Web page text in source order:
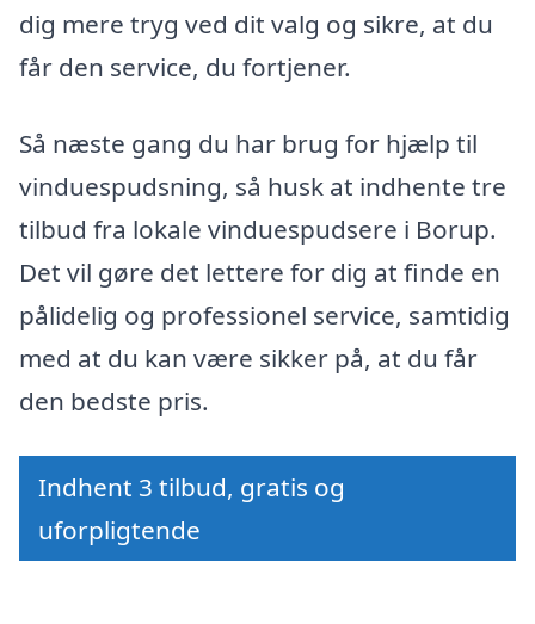
dig mere tryg ved dit valg og sikre, at du
får den service, du fortjener.
Så næste gang du har brug for hjælp til
vinduespudsning, så husk at indhente tre
tilbud fra lokale vinduespudsere i Borup.
Det vil gøre det lettere for dig at finde en
pålidelig og professionel service, samtidig
med at du kan være sikker på, at du får
den bedste pris.
Indhent 3 tilbud, gratis og
uforpligtende